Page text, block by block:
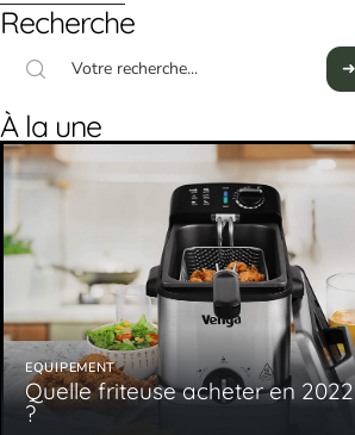
Recherche
À la une
EQUIPEMENT
Quelle friteuse acheter en 2022
?